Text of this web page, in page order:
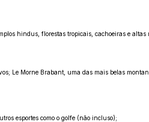
hindus, florestas tropicais, cachoeiras e
Le Morne Brabant, uma das mais belas
esportes como o golfe (não incluso);